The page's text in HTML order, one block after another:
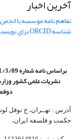
آخرین اخبار
تفاهم نامه موسسه با
شناسه ORCID برای نویسنده مسئول
براساس نامه شماره 26953/11/3/89 در جلسة مورخ 31/6/89 کمیسیون
نشریات علمی کشور
حکمت و فلسفه ایران،‌